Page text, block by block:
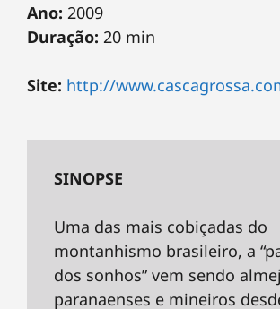
Ano: 2009
Duração: 20 min
Site: http://
SINOPSE
Uma das mais cobiçadas do
montanhismo brasileiro, a
dos sonhos” vem sendo
paranaenses e mineiros